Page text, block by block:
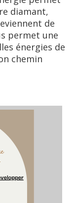
diamant,
de
permet une
énergies de
chemin